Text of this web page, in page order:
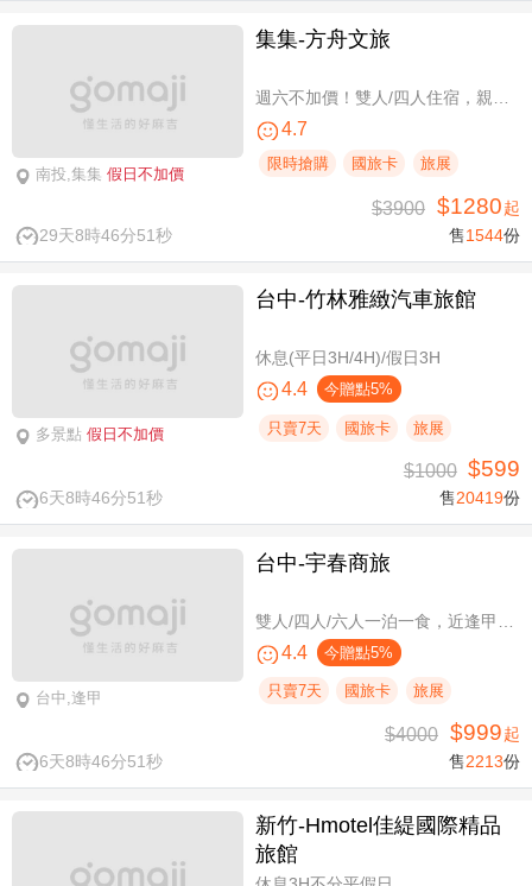
南投,集集 假日不加價
集集-方舟文旅
4.7
限時搶購 國旅卡 旅展
29天8時46分50秒
$3900 $1280起
售1544份
多景點 假日不加價
台中-竹林雅緻汽車旅館
休息(平日3H/4H)/假日3H
4.4 今贈點5%
只賣7天 國旅卡 旅展
6天8時46分50秒
$1000 $599
售20419份
台中,逢甲
台中-宇春商旅
4.4 今贈點5%
只賣7天 國旅卡 旅展
6天8時46分50秒
$4000 $999起
售2213份
新竹-Hmotel佳緹國際精品
旅館